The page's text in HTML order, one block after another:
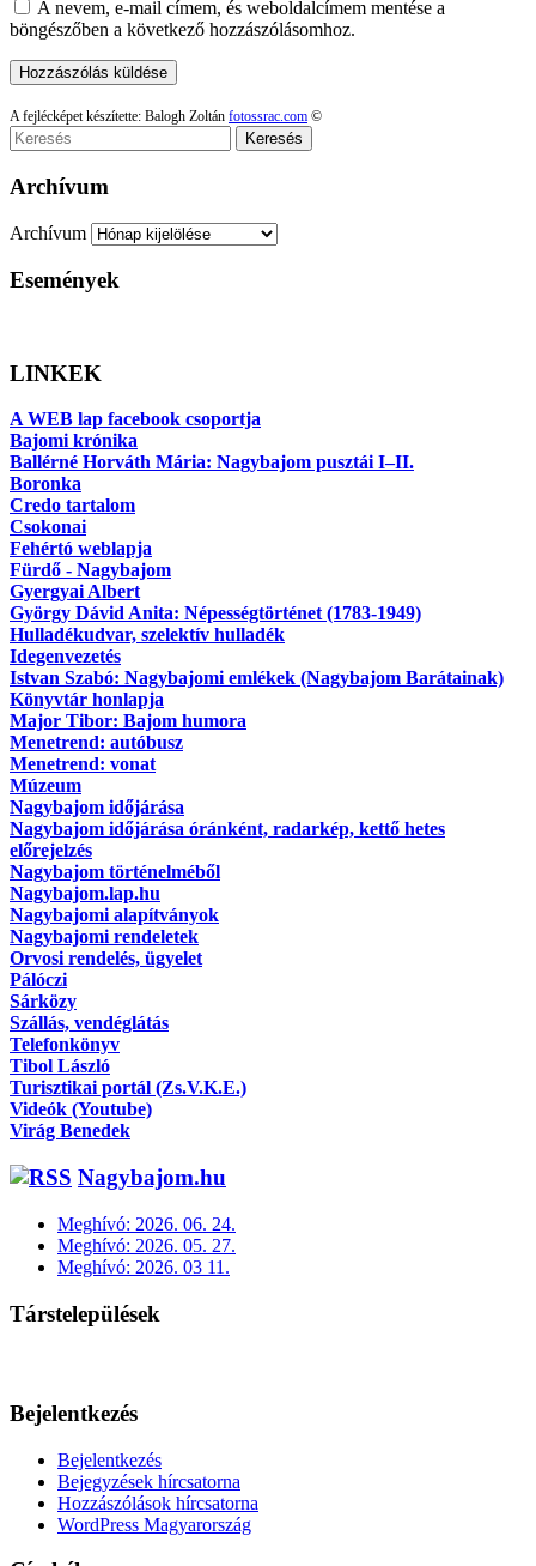
A nevem, e-mail címem, és weboldalcímem mentése a
böngészőben a következő hozzászólásomhoz.
A fejlécképet készítette: Balogh Zoltán fotossrac.com ©
Keresés
Archívum
Archívum
Események
LINKEK
A WEB lap facebook csoportja
Bajomi krónika
Ballérné Horváth Mária: Nagybajom pusztái I–II.
Boronka
Credo tartalom
Csokonai
Fehértó weblapja
Fürdő - Nagybajom
Gyergyai Albert
György Dávid Anita: Népességtörténet (1783-1949)
Hulladékudvar, szelektív hulladék
Idegenvezetés
Istvan Szabó: Nagybajomi emlékek (Nagybajom Barátainak)
Könyvtár honlapja
Major Tibor: Bajom humora
Menetrend: autóbusz
Menetrend: vonat
Múzeum
Nagybajom időjárása
Nagybajom időjárása óránként, radarkép, kettő hetes
előrejelzés
Nagybajom történelméből
Nagybajom.lap.hu
Nagybajomi alapítványok
Nagybajomi rendeletek
Orvosi rendelés, ügyelet
Pálóczi
Sárközy
Szállás, vendéglátás
Telefonkönyv
Tibol László
Turisztikai portál (Zs.V.K.E.)
Videók (Youtube)
Virág Benedek
Nagybajom.hu
Meghívó: 2026. 06. 24.
Meghívó: 2026. 05. 27.
Meghívó: 2026. 03 11.
Társtelepülések
Bejelentkezés
Bejelentkezés
Bejegyzések hírcsatorna
Hozzászólások hírcsatorna
WordPress Magyarország